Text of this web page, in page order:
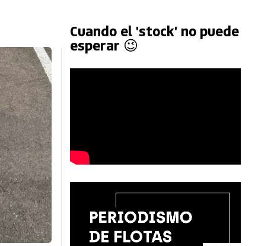
Cuando el 'stock' no puede
esperar 😉